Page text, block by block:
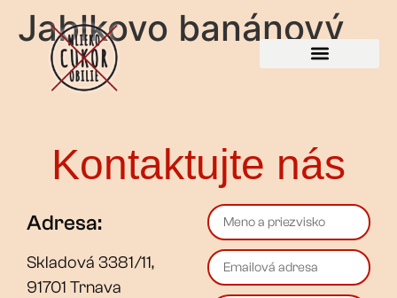
Jablkovo banánový
Kontaktujte nás
Adresa:
Skladová 3381/11,
91701 Trnava